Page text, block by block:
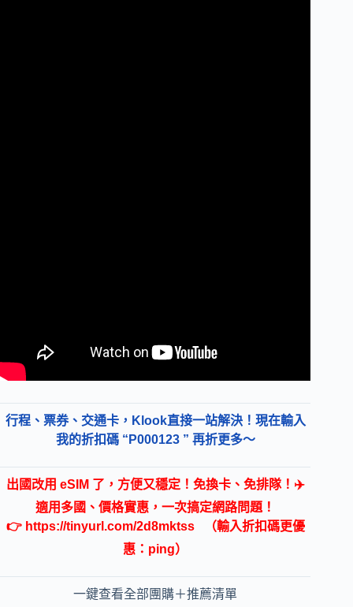
行程、票券、交通卡，Klook直接一站解決！現在輸入
我的折扣碼 “P000123 ” 再折更多～
出國改用 eSIM 了，方便又穩定！免換卡、免排隊！✈️
適用多國、價格實惠，一次搞定網路問題！
👉 https://tinyurl.com/2d8mktss
（輸入折扣碼更優
惠：ping）
一鍵查看全部團購＋推薦清單